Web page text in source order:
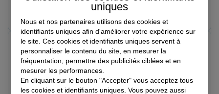
Tous nos devis d'assurance
des démarches qui peuvent être chronophages, merci
pour sa gentillesse, son professionnalisme par son
suivi et sa célérité dans la gestion de mes différentes
demandes.
Prendre un RDV
Note de 5 sur 5
Le 26/05/2026 - Agence GIVORS
Superbe gestion de mon dossier de la part de M
BETROUNI. Je recommande fortement cette agence
Hakime S.
uniques
Nous et nos partenaires utilisons des cookies et
identifiants uniques afin d'améliorer votre expérience sur
le site. Ces cookies et identifiants uniques servent à
personnaliser le contenu du site, en mesurer la
fréquentation, permettre des publicités ciblées et en
mesurer les performances.
En cliquant sur le bouton "Accepter" vous acceptez tous
les cookies et identifiants uniques. Vous pouvez aussi